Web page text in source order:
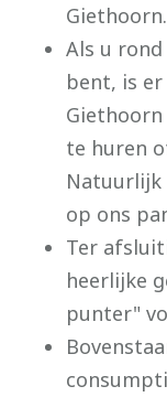
Giethoorn.
Als u rond
bent, is
te huren
Natuurlijk
op ons
Ter
heerlijke
punter"